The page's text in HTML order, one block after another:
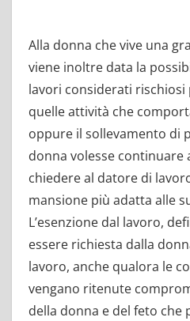
Alla donna che vive una
viene inoltre data la
lavori considerati rischiosi
quelle attività che
oppure il sollevamento di
donna volesse continuare
chiedere al datore di
mansione più adatta alle
L’esenzione dal lavoro,
essere richiesta dalla
lavoro, anche qualora le
vengano ritenute
della donna e del feto che